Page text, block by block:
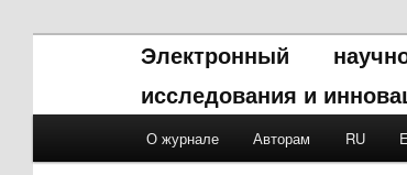
Электронный
исследования и
Skip to primary content
Skip to secondary content
О журнале Авторам RU